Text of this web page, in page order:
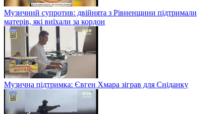
Музичний супротив: двійнята з Рівненщини підтримали
матерів, які виїхали за кордон
Музична підтримка: Євген Хмара зіграв для Сніданку